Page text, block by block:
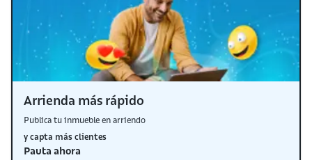
Arrienda más rápido
Publica tu inmueble en arriendo
y capta más clientes
Pauta ahora